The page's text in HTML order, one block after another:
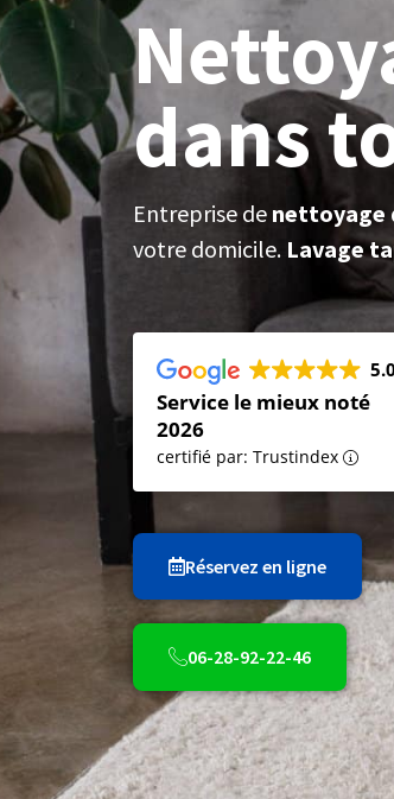
dans
Entreprise de nettoyage
votre domicile. Lavage
5.0
Service le mieux noté
2026
certifié par: Trustindex
Réservez en ligne
06-28-92-22-46